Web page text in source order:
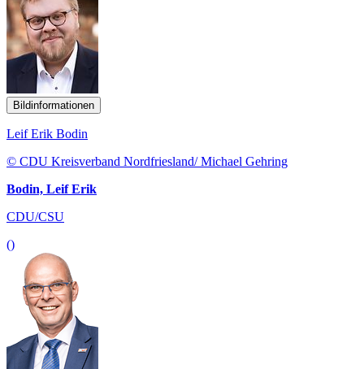
Bildinformationen
Leif Erik Bodin
© CDU Kreisverband Nordfriesland/ Michael Gehring
Bodin, Leif Erik
CDU/CSU
()